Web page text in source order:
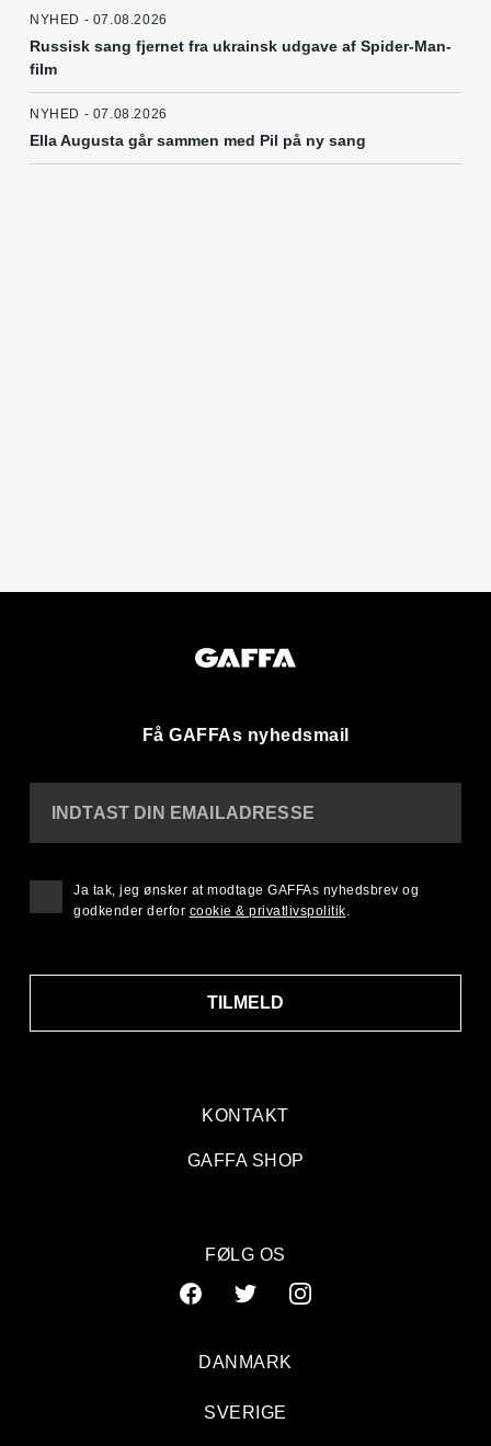
NYHED - 07.08.2026
Russisk sang fjernet fra ukrainsk udgave af Spider-Man-
film
NYHED - 07.08.2026
Ella Augusta går sammen med Pil på ny sang
Få GAFFAs nyhedsmail
KONTAKT
GAFFA SHOP
INDTAST DIN EMAILADRESSE
TILMELD
Ja tak, jeg ønsker at modtage GAFFAs nyhedsbrev og
godkender derfor cookie & privatlivspolitik.
FØLG OS
DANMARK
SVERIGE